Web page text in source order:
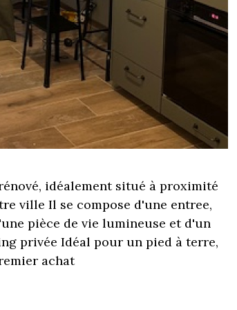
idéalement situé à proximité
ville Il se compose d'une entree,
pièce de vie lumineuse et d'un
privée Idéal pour un pied à terre,
achat